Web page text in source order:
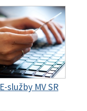
E-služby MV SR